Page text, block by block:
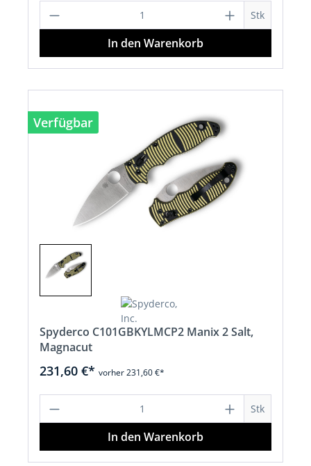
Produkt Anzahl: Gib den Stk
In den Warenkorb
Verfügbar
Spyderco C101GBKYLMCP2 Manix 2 Salt,
Magnacut
231,60 €* vorher 231,60 €*
Produkt Anzahl: Gib den Stk
In den Warenkorb